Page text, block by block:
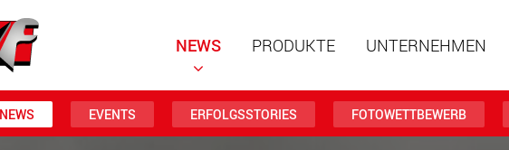
NEWS PRODUKTE UNTERNEHMEN
NEWS EVENTS ERFOLGSSTORIES FOTOWETTBEWERB